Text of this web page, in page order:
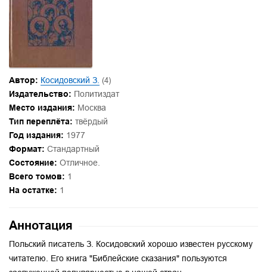
Автор: Косидовский З. (4)
Издательство: Политиздат
Место издания: Москва
Тип переплёта: твёрдый
Год издания: 1977
Формат: Стандартный
Состояние: Отличное.
Всего томов: 1
На остатке: 1
Аннотация
Польский писатель З. Косидовский хорошо известен русскому
читателю. Его книга "Библейские сказания" пользуются